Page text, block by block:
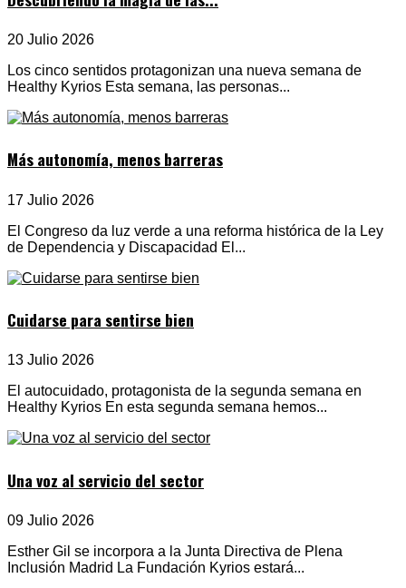
20 Julio 2026
Los cinco sentidos protagonizan una nueva semana de
Healthy Kyrios Esta semana, las personas...
Más autonomía, menos barreras
17 Julio 2026
El Congreso da luz verde a una reforma histórica de la Ley
de Dependencia y Discapacidad El...
Cuidarse para sentirse bien
13 Julio 2026
El autocuidado, protagonista de la segunda semana en
Healthy Kyrios En esta segunda semana hemos...
Una voz al servicio del sector
09 Julio 2026
Esther Gil se incorpora a la Junta Directiva de Plena
Inclusión Madrid La Fundación Kyrios estará...